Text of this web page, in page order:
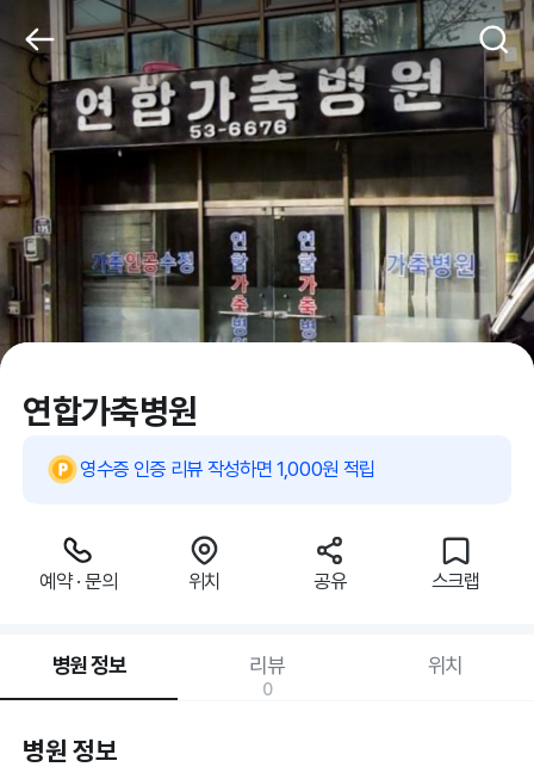
연합가축병원
영수증 인증 리뷰 작성하면 1,000원 적립
예약 · 문의 위치 공유 스크랩
병원 정보 리뷰
0
위치
병원 정보